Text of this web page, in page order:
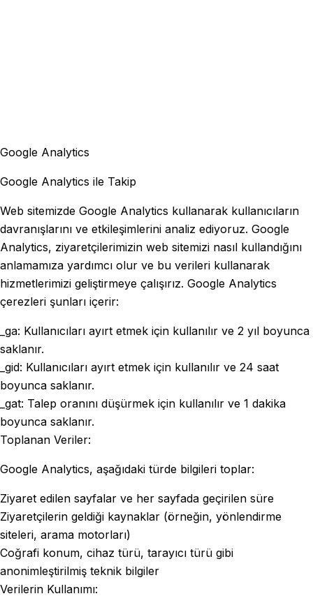
Google Analytics
Google Analytics ile Takip
Web sitemizde Google Analytics kullanarak kullanıcıların
davranışlarını ve etkileşimlerini analiz ediyoruz. Google
Analytics, ziyaretçilerimizin web sitemizi nasıl kullandığını
anlamamıza yardımcı olur ve bu verileri kullanarak
hizmetlerimizi geliştirmeye çalışırız. Google Analytics
çerezleri şunları içerir:
_ga: Kullanıcıları ayırt etmek için kullanılır ve 2 yıl boyunca
saklanır.
_gid: Kullanıcıları ayırt etmek için kullanılır ve 24 saat
boyunca saklanır.
_gat: Talep oranını düşürmek için kullanılır ve 1 dakika
boyunca saklanır.
Toplanan Veriler:
Google Analytics, aşağıdaki türde bilgileri toplar:
Ziyaret edilen sayfalar ve her sayfada geçirilen süre
Ziyaretçilerin geldiği kaynaklar (örneğin, yönlendirme
siteleri, arama motorları)
Coğrafi konum, cihaz türü, tarayıcı türü gibi
anonimleştirilmiş teknik bilgiler
Verilerin Kullanımı: